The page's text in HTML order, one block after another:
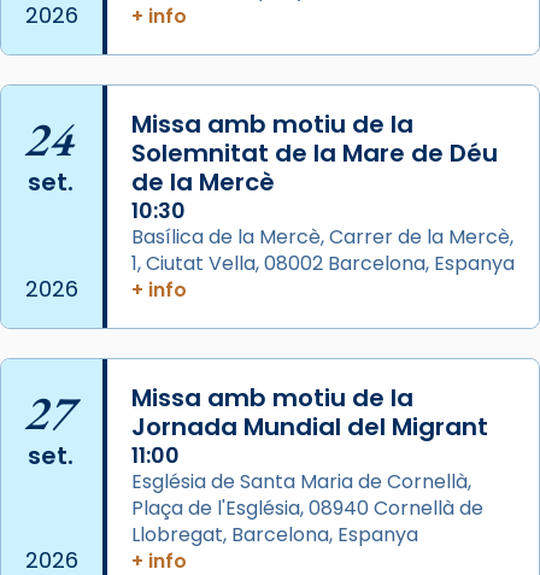
duració aproximada de tres hores. Després,
processó (recuperada el 1972) al voltant
del temple amb les relíquies de les santes.
Des de 1985 hi participa també un grup de
diablesses amb música i ball propis. Festa
gran a Mataró.
«Si vols saber què és calor, ves per les
Santes a Mataró»🥵.
Photo
View on Facebook · Share
Arquebisbat de Barcelona
2 weeks ago
Jaume, fill de Zebedeu, és juntament amb el
seu germà Joan i Pere un dels que
acompanyava més de prop Jesús.
Segons el llibre dels Fets (12,2) fou el primer
2026
+ info
24
set.
2026
Missa amb motiu de la
Solemnitat de la Mare de Déu
de la Mercè
10:30
Basílica de la Mercè, Carrer de la Mercè,
1, Ciutat Vella, 08002 Barcelona, Espanya
+ info
27
set.
2026
Missa amb motiu de la
Jornada Mundial del Migrant
11:00
Església de Santa Maria de Cornellà,
Plaça de l'Església, 08940 Cornellà de
Llobregat, Barcelona, Espanya
+ info